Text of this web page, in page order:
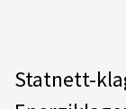
Statnett-